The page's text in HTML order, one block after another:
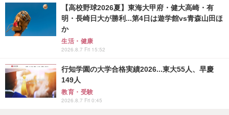
【高校野球2026夏】東海大甲府・健大高崎・有
明・長崎日大が勝利...第4日は遊学館vs青森山田ほ
か
生活・健康
2026.8.7 Fri 15:52
行知学園の大学合格実績2026...東大55人、早慶
149人
教育・受験
2026.8.7 Fri 0:45